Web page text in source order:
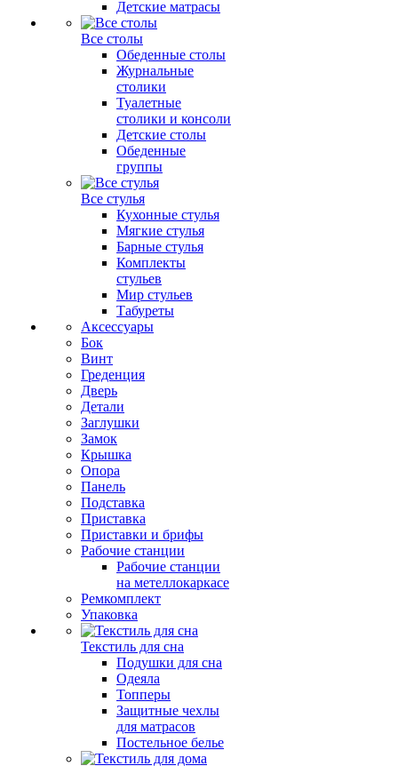
Детские матрасы
Все столы
Обеденные столы
Журнальные
столики
Туалетные
столики и консоли
Детские столы
Обеденные
группы
Все стулья
Кухонные стулья
Мягкие стулья
Барные стулья
Комплекты
стульев
Мир стульев
Табуреты
Аксессуары
Бок
Винт
Греденция
Дверь
Детали
Заглушки
Замок
Крышка
Опора
Панель
Подставка
Приставка
Приставки и брифы
Рабочие станции
Рабочие станции
на метеллокаркасе
Ремкомплект
Упаковка
Текстиль для сна
Подушки для сна
Одеяла
Топперы
Защитные чехлы
для матрасов
Постельное белье